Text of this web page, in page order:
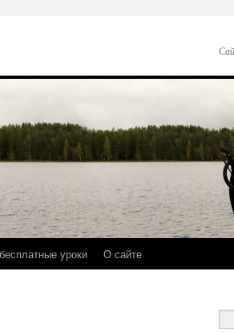
уроки О сайте